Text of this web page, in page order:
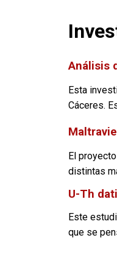
Análisis
Esta
Cáceres.
El
distintas
U-Th
Este
que se